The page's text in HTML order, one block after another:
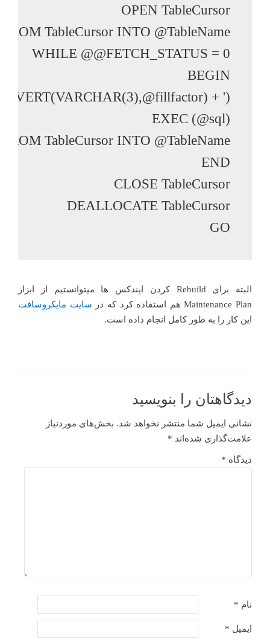
GO
البته برای Rebuild کردن ایندکس ها میتوانستیم از ابزار
Maintenance Plan هم استفاده کرد که در
سایت مایکروسافت
این کار را به طور کامل انجام داده است.
دیدگاهتان را بنویسید
نشانی ایمیل شما منتشر نخواهد شد. بخش‌های موردنیاز
علامت‌گذاری شده‌اند *
دیدگاه *
نام *
ایمیل *